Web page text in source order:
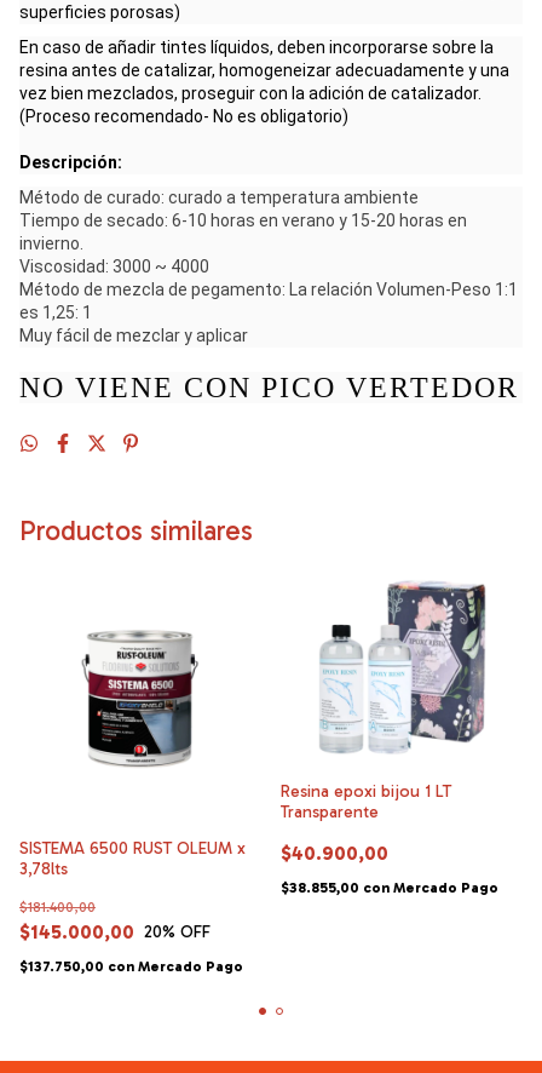
superficies porosas)
En caso de añadir tintes líquidos, deben incorporarse sobre la
resina antes de catalizar, homogeneizar adecuadamente y una
vez bien mezclados, proseguir con la adición de catalizador.
(Proceso recomendado- No es obligatorio)
Descripción:
Método de curado: curado a temperatura ambiente
Tiempo de secado: 6-10 horas en verano y 15-20 horas en
invierno.
Viscosidad: 3000 ~ 4000
Método de mezcla de pegamento: La relación Volumen-Peso 1:1
es 1,25: 1
Muy fácil de mezclar y aplicar
NO VIENE CON PICO VERTEDOR
Productos similares
SISTEMA 6500 RUST OLEUM x
3,78lts
$145.000,00
$181.400,00
20% OFF
$137.750,00 con Mercado Pago
Resina epoxi bijou 1 LT
Transparente
$40.900,00
$38.855,00 con Mercado Pago